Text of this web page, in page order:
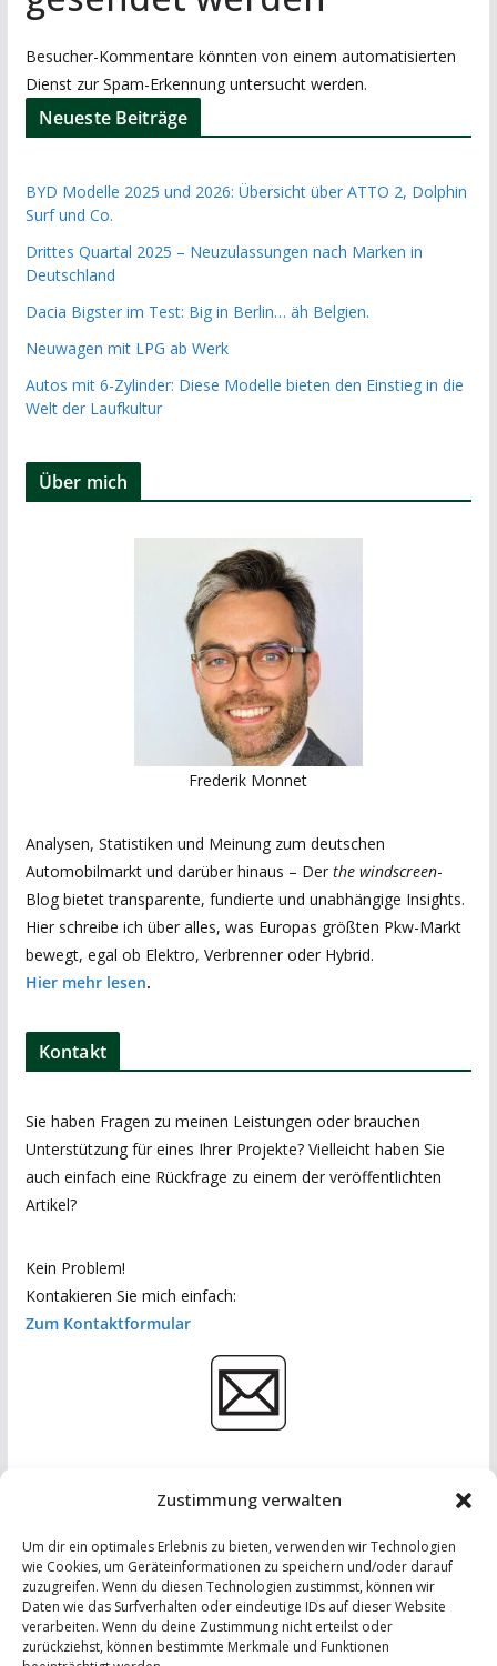
Zustimmung verwalten
Um dir ein optimales Erlebnis zu bieten, verwenden wir Technologien
wie Cookies, um Geräteinformationen zu speichern und/oder darauf
zuzugreifen. Wenn du diesen Technologien zustimmst, können wir
Daten wie das Surfverhalten oder eindeutige IDs auf dieser Website
verarbeiten. Wenn du deine Zustimmung nicht erteilst oder
zurückziehst, können bestimmte Merkmale und Funktionen
Besucher-Kommentare könnten von einem automatisierten
Dienst zur Spam-Erkennung untersucht werden.
Neueste Beiträge
BYD Modelle 2025 und 2026: Übersicht über ATTO 2, Dolphin
Surf und Co.
Drittes Quartal 2025 – Neuzulassungen nach Marken in
Deutschland
Dacia Bigster im Test: Big in Berlin… äh Belgien.
Neuwagen mit LPG ab Werk
Autos mit 6-Zylinder: Diese Modelle bieten den Einstieg in die
Welt der Laufkultur
Über mich
Frederik Monnet
Analysen, Statistiken und Meinung zum deutschen
Automobilmarkt und darüber hinaus – Der the windscreen-
Blog bietet transparente, fundierte und unabhängige Insights.
Hier schreibe ich über alles, was Europas größten Pkw-Markt
bewegt, egal ob Elektro, Verbrenner oder Hybrid.
Hier mehr lesen.
Kontakt
Sie haben Fragen zu meinen Leistungen oder brauchen
Unterstützung für eines Ihrer Projekte? Vielleicht haben Sie
auch einfach eine Rückfrage zu einem der veröffentlichten
Artikel?
Kein Problem!
Kontakieren Sie mich einfach:
Zum Kontaktformular
IMPRESSUM-DATENSCHUTZERKLÄRUNG- KONTAKT
LinkedIn